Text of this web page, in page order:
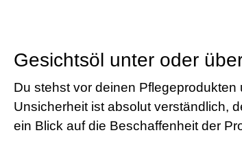
Gesichtsöl unter oder
Du stehst vor deinen
Unsicherheit ist absolut verständlich,
ein Blick auf die Beschaffenheit der